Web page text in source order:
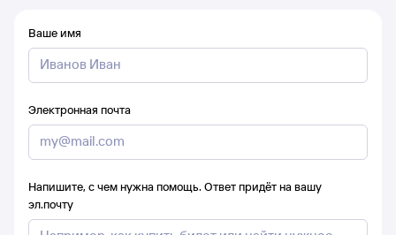
Ваше имя
Электронная почта
Напишите, с чем нужна помощь. Ответ придёт на вашу
эл.почту